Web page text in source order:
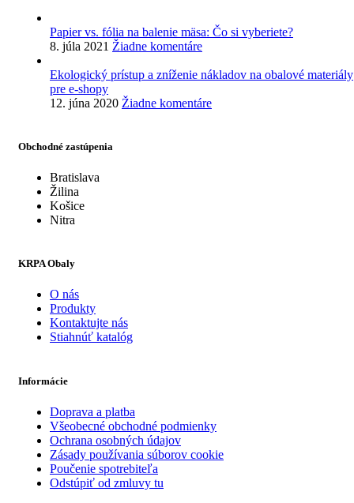
Papier vs. fólia na balenie mäsa: Čo si vyberiete?
8. júla 2021 Žiadne komentáre
Ekologický prístup a zníženie nákladov na obalové materiály
pre e-shopy
12. júna 2020 Žiadne komentáre
Obchodné zastúpenia
Bratislava
Žilina
Košice
Nitra
KRPA Obaly
O nás
Produkty
Kontaktujte nás
Stiahnúť katalóg
Informácie
Doprava a platba
Všeobecné obchodné podmienky
Ochrana osobných údajov
Zásady používania súborov cookie
Poučenie spotrebiteľa
Odstúpiť od zmluvy tu